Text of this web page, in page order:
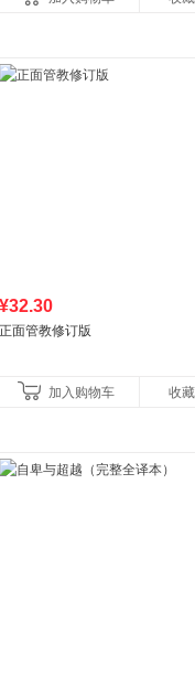
¥32.30
正面管教修订版
加入购物车 收藏